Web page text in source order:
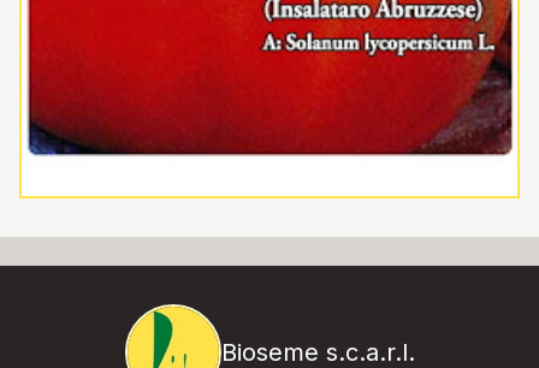
Bioseme s.c.a.r.l.